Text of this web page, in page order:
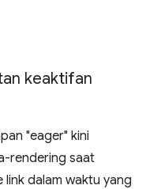
keaktifan
"eager" kini
rendering saat
dalam waktu yang